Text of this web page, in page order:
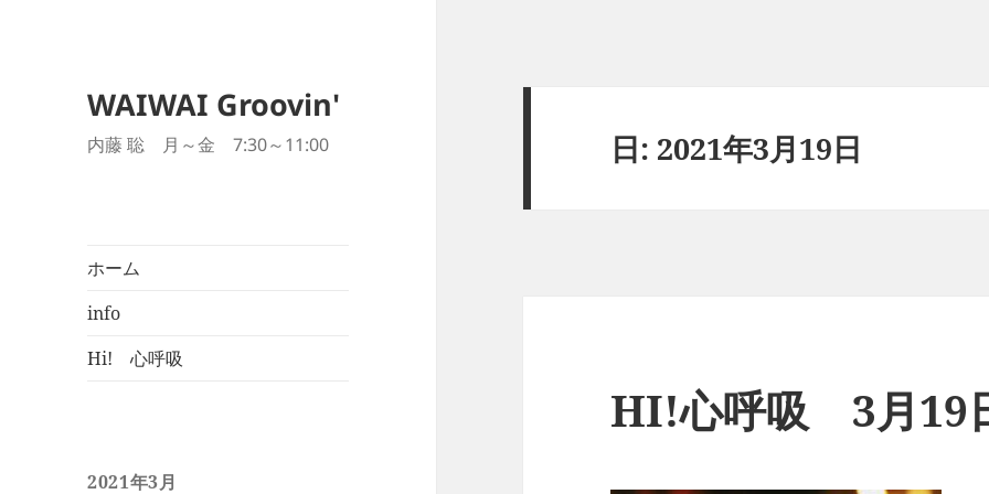
WAIWAI Groovin'
内藤 聡 月～金 7:30～11:00
ホーム
info
Hi! 心呼吸
2021年3月
日: 2021年3月19日
HI!心呼吸 3月19